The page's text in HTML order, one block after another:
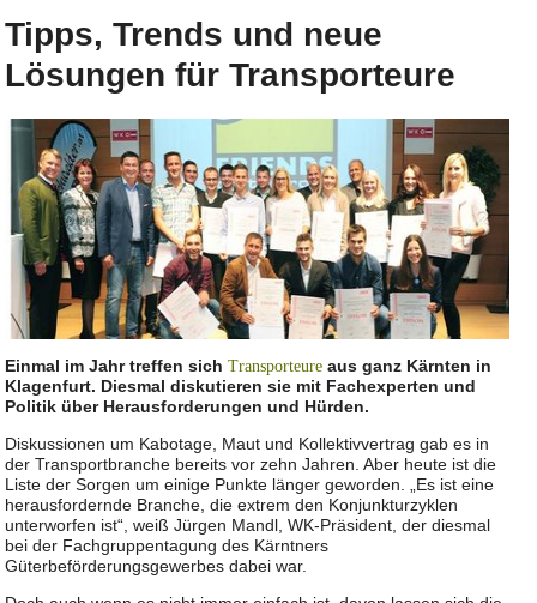
Tipps, Trends und neue
Lösungen für Transporteure
Einmal im Jahr treffen sichTransporteure aus ganz Kärnten in
Klagenfurt. Diesmal diskutieren sie mit Fachexperten und
Politik über Herausforderungen und Hürden.
Diskussionen um Kabotage, Maut und Kollektivvertrag gab es in
der Transportbranche bereits vor zehn Jahren. Aber heute ist die
Liste der Sorgen um einige Punkte länger geworden. „Es ist eine
herausfordernde Branche, die extrem den Konjunkturzyklen
unterworfen ist“, weiß Jürgen Mandl, WK-Präsident, der diesmal
bei der Fachgruppentagung des Kärntners
Güterbeförderungsgewerbes dabei war.